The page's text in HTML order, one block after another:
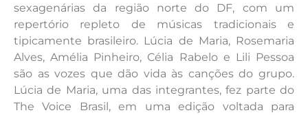
sexagenárias da região norte do DF, com um
repertório repleto de músicas tradicionais e
tipicamente brasileiro. Lúcia de Maria, Rosemaria
Alves, Amélia Pinheiro, Célia Rabelo e Lili Pessoa
são as vozes que dão vida às canções do grupo.
Lúcia de Maria, uma das integrantes, fez parte do
The Voice Brasil, em uma edição voltada para